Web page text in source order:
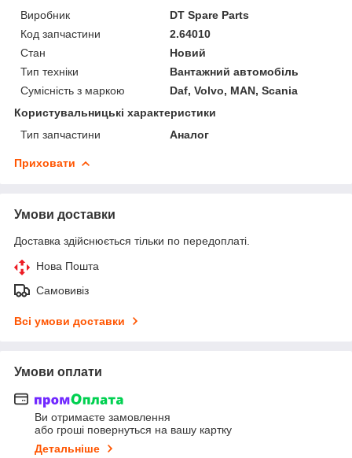
Виробник
DT Spare Parts
Код запчастини
2.64010
Стан
Новий
Тип техніки
Вантажний автомобіль
Сумісність з маркою
Daf, Volvo, MAN, Scania
Користувальницькі характеристики
Тип запчастини
Аналог
Приховати
Умови доставки
Доставка здійснюється тільки по передоплаті.
Нова Пошта
Самовивіз
Всі умови доставки
Умови оплати
Ви отримаєте замовлення
або гроші повернуться на вашу картку
Детальніше